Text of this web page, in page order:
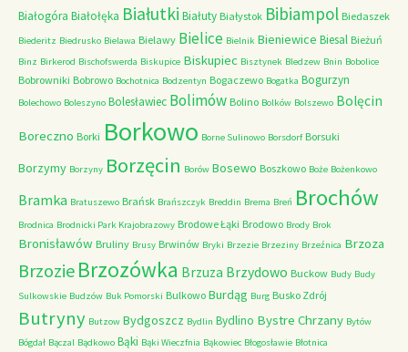
Białogóra Białołęka Białutki Białuty Białystok Bibiampol Biedaszek
Biederitz Biedrusko Bielawa Bielawy Bielice Bielnik Bieniewice Biesal Bieżuń
Binz Birkerod Bischofswerda Biskupice Biskupiec Bisztynek Bledzew Bnin Bobolice
Bobrowniki Bobrowo Bochotnica Bodzentyn Bogaczewo Bogatka Bogurzyn
Bolechowo Boleszyno Bolesławiec Bolimów Bolino Bolków Bolszewo Bolęcin
Boreczno Borki Borkowo Borne Sulinowo Borsdorf Borsuki
Borzymy Borzyny Borzęcin Borów Bosewo Boszkowo Boże Bożenkowo
Bramka Bratuszewo Brańsk Brańszczyk Breddin Brema Breń Brochów
Brodnica Brodnicki Park Krajobrazowy Brodowe Łąki Brodowo Brody Brok
Bronisławów Bruliny Brusy Brwinów Bryki Brzezie Brzeziny Brzeźnica Brzoza
Brzozie Brzozówka Brzuza Brzydowo Buckow Budy Budy
Sulkowskie Budzów Buk Pomorski Bulkowo Burdąg Burg Busko Zdrój
Butryny Butzow Bydgoszcz Bydlin Bydlino Bystre Chrzany Bytów
Bógdał Bączal Bądkowo Bąki Bąki Wieczfnia Bąkowiec Błogosławie Błotnica